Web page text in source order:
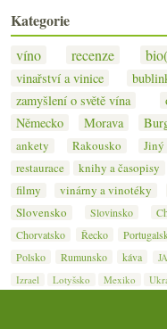
Kategorie
víno recenze
vinařství a vinice
zamyšlení o světě vína
Německo
Morava
ankety
Rakousko
restaurace
knihy a časopisy
filmy
vinárny a vinotéky
Slovensko
Slovinsko
Chorvatsko
Řecko
Polsko
Rumunsko káva
Izrael
Lotyšsko Mexiko